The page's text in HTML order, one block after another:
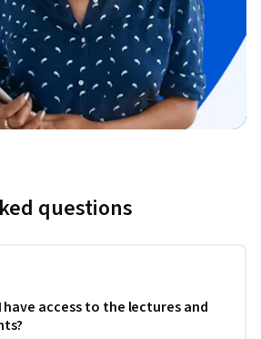
questions
have access to the lectures and